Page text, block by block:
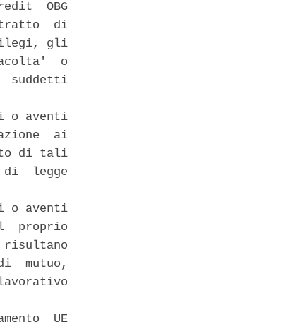
OBG
di
gli
o
suddetti
o aventi
ai
di tali
legge
o aventi
proprio
risultano
mutuo,
UE